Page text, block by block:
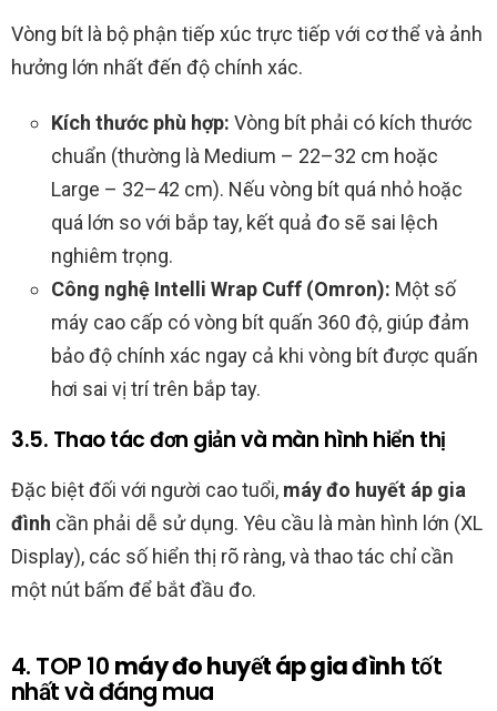
Vòng bít là bộ phận tiếp xúc trực tiếp với cơ thể và ảnh
hưởng lớn nhất đến độ chính xác.
Kích thước phù hợp: Vòng bít phải có kích thước
chuẩn (thường là Medium – 22–32 cm hoặc
Large – 32–42 cm). Nếu vòng bít quá nhỏ hoặc
quá lớn so với bắp tay, kết quả đo sẽ sai lệch
nghiêm trọng.
Công nghệ Intelli Wrap Cuff (Omron): Một số
máy cao cấp có vòng bít quấn 360 độ, giúp đảm
bảo độ chính xác ngay cả khi vòng bít được quấn
hơi sai vị trí trên bắp tay.
3.5. Thao tác đơn giản và màn hình hiển thị
Đặc biệt đối với người cao tuổi, máy đo huyết áp gia
đình cần phải dễ sử dụng. Yêu cầu là màn hình lớn (XL
Display), các số hiển thị rõ ràng, và thao tác chỉ cần
một nút bấm để bắt đầu đo.
4. TOP 10 máy đo huyết áp gia đình tốt
nhất và đáng mua